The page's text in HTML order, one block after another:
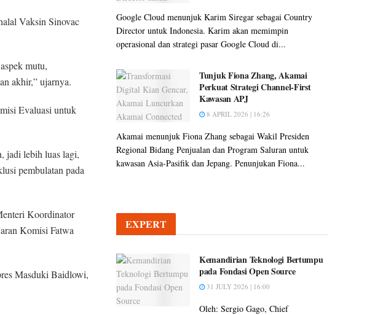
Vaksin Sinovac
mutu,
akhir,” ujarnya.
Evaluasi untuk
jadi lebih luas lagi,
pembulatan pada
Koordinator
Komisi Fatwa
Masduki Baidlowi,
Google Cloud menunjuk Karim Siregar sebagai Country
Director untuk Indonesia. Karim akan memimpin
operasional dan strategi pasar Google Cloud di...
Tunjuk Fiona Zhang, Akamai
Perkuat Strategi Channel-First
Kawasan APJ
8 APRIL 2026 | 16:26
Akamai menunjuk Fiona Zhang sebagai Wakil Presiden
Regional Bidang Penjualan dan Program Saluran untuk
kawasan Asia-Pasifik dan Jepang. Penunjukan Fiona...
EXPERT
Kemandirian Teknologi Bertumpu
pada Fondasi Open Source
31 JULY 2026 | 16:00
Oleh: Sergio Gago, Chief